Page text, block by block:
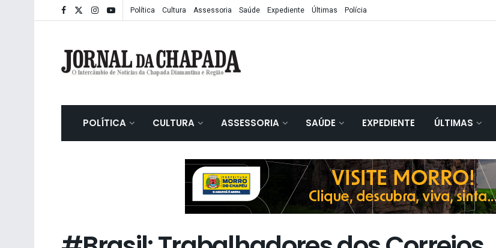
Política Cultura Assessoria Saúde Expediente Últimas Polícia
POLÍTICA CULTURA ASSESSORIA SAÚDE EXPEDIENTE ÚLTIMAS